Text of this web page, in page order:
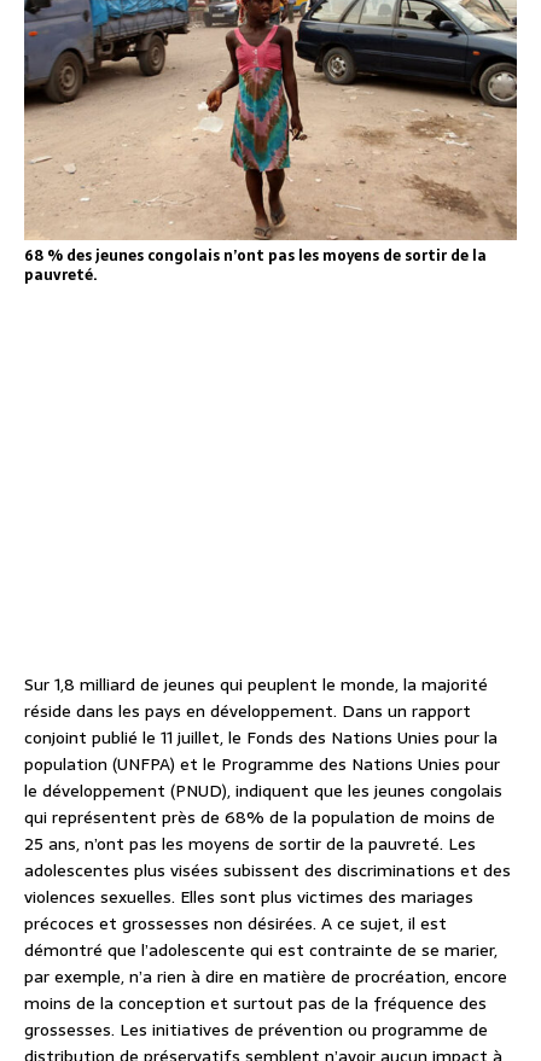
68 % des jeunes congolais n’ont pas les moyens de sortir de la
pauvreté.
Sur 1,8 milliard de jeunes qui peuplent le monde, la majorité
réside dans les pays en développement. Dans un rapport
conjoint publié le 11 juillet, le Fonds des Nations Unies pour la
population (UNFPA) et le Programme des Nations Unies pour
le développement (PNUD), indiquent que les jeunes congolais
qui représentent près de 68% de la population de moins de
25 ans, n’ont pas les moyens de sortir de la pauvreté. Les
adolescentes plus visées subissent des discriminations et des
violences sexuelles. Elles sont plus victimes des mariages
précoces et grossesses non désirées. A ce sujet, il est
démontré que l’adolescente qui est contrainte de se marier,
par exemple, n’a rien à dire en matière de procréation, encore
moins de la conception et surtout pas de la fréquence des
grossesses. Les initiatives de prévention ou programme de